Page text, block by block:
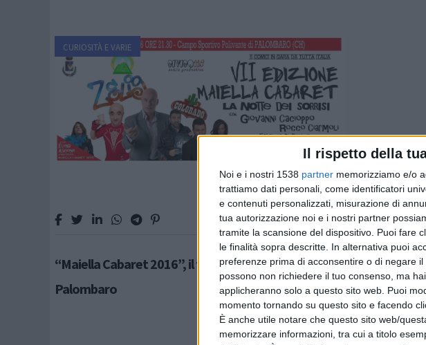
Il rispetto della
Noi e i nostri 1538 partner memorizziamo e/o
trattiamo dati personali, come identificatori
e contenuti personalizzati, misurazione di
tua autorizzazione noi e i nostri partner
tramite la scansione del dispositivo. Puoi fare
le finalità sopra descritte. In alternativa puoi
preferenze prima di acconsentire o di negare il
possono non richiedere il tuo consenso, ma
applicheranno solo a questo sito web. Puoi
momento tornando su questo sito e facendo
È anche utile notare che questo sito web/
memorizzare informazioni, tra cui a titolo
CURIOSITÀ E VARIE
“Maiella Cabaret 2016”, il festival della comicità a
Palombaro